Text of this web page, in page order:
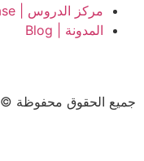
مركز الدروس | Knowledge Base
المدونة | Blog
جميع الحقوق محفوظة © 2009 -2026 لاستضافة الحياة